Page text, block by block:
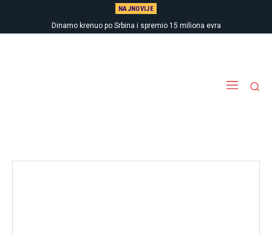
NAJNOVIJE
Dinamo krenuo po Srbina i spremio 15 miliona evra